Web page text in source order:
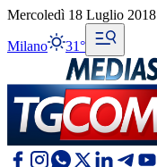
Mercoledì 18 Luglio 2018
Milano 31°